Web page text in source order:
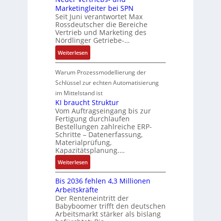
w
i
c
k
g
P
o
s
i
t
i
v
e
M
o
e
n
a
u
f
n
a
h
m
e
,
d
R
o
b
o
t
k
a
t
i
o
n
i
n
F
a
n
u
c
C
N
C
-
y
s
e
m
e
t
e
c
h
n
k
e
s
c
h
ä
f
t
s
f
ü
h
r
e
r
z
s
s
a
u
l
t
S
y
s
t
è
m
e
s
:
Q
2
-
E
r
g
e
b
Marketingleiter bei SPN
Seit Juni verantwortet Max
Rossdeutscher die Bereiche
Vertrieb und Marketing des
Nördlinger Getriebe-…
Weiterlesen:
N
e
r
V
e
r
t
r
i
e
b
s
-
u
n
Warum Prozessmodellierung der
Schlüssel zur echten Automatisierung
im Mittelstand ist
KI braucht Struktur
Vom Auftragseingang bis zur
Fertigung durchlaufen
Bestellungen zahlreiche ERP-
Schritte – Datenerfassung,
Materialprüfung,
Kapazitätsplanung.…
Weiterlesen:
K
I
b
r
a
u
Bis 2036 fehlen 4,3 Millionen
Arbeitskräfte
Der Renteneintritt der
Babyboomer trifft den deutschen
Arbeitsmarkt stärker als bislang